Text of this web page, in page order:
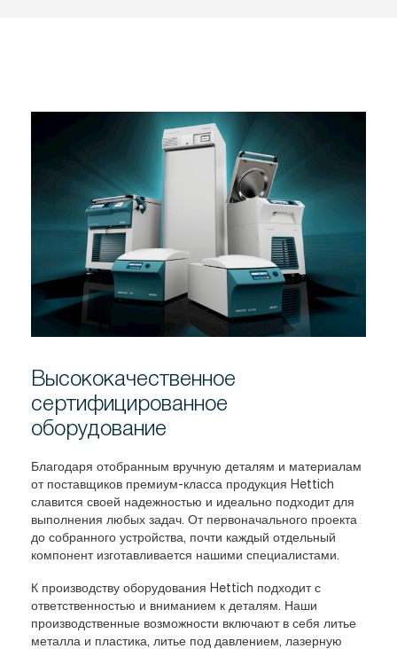
Высококачественное
сертифицированное
оборудование
Благодаря отобранным вручную деталям и материалам
от поставщиков премиум-класса продукция Hettich
славится своей надежностью и идеально подходит для
выполнения любых задач. От первоначального проекта
до собранного устройства, почти каждый отдельный
компонент изготавливается нашими специалистами.
К производству оборудования Hettich подходит с
ответственностью и вниманием к деталям. Наши
производственные возможности включают в себя литье
металла и пластика, литье под давлением, лазерную